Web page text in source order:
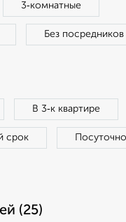
3‑комнатные
Без посредников
В 3‑к квартире
срок Посуточно
(25)